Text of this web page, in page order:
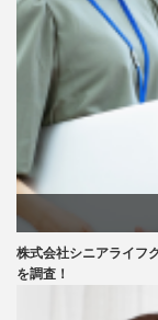
株式会社シニアライフ
を調査！